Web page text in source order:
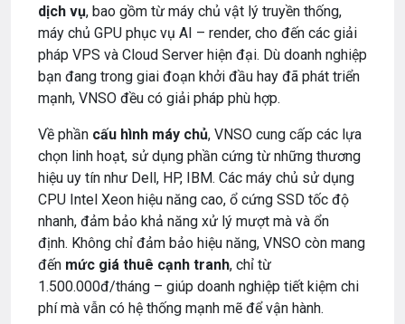
dịch vụ, bao gồm từ máy chủ vật lý truyền thống,
máy chủ GPU phục vụ AI – render, cho đến các giải
pháp VPS và Cloud Server hiện đại. Dù doanh nghiệp
bạn đang trong giai đoạn khởi đầu hay đã phát triển
mạnh, VNSO đều có giải pháp phù hợp.
Về phần cấu hình máy chủ, VNSO cung cấp các lựa
chọn linh hoạt, sử dụng phần cứng từ những thương
hiệu uy tín như Dell, HP, IBM. Các máy chủ sử dụng
CPU Intel Xeon hiệu năng cao, ổ cứng SSD tốc độ
nhanh, đảm bảo khả năng xử lý mượt mà và ổn
định. Không chỉ đảm bảo hiệu năng, VNSO còn mang
đến mức giá thuê cạnh tranh, chỉ từ
1.500.000đ/tháng – giúp doanh nghiệp tiết kiệm chi
phí mà vẫn có hệ thống mạnh mẽ để vận hành.